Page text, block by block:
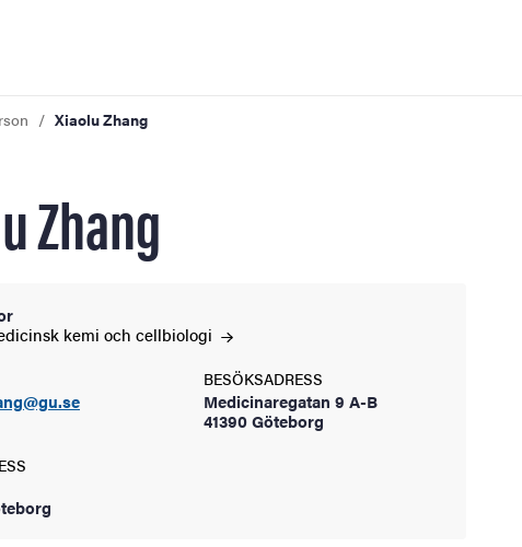
Xiaolu Zhang
Zhang
kemi och cellbiologi
BESÖKSADRESS
Medicinaregatan 9 A-B
41390 Göteborg